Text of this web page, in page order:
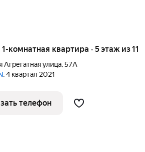
1-комнатная квартира · 5 этаж из 11
Агрегатная улица,57А
, 4 квартал 2021
телефон